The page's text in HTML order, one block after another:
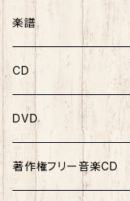
楽譜
ソロ曲集
ソロピース
連弾曲集
CD
DVD
著作権フリー音楽CD